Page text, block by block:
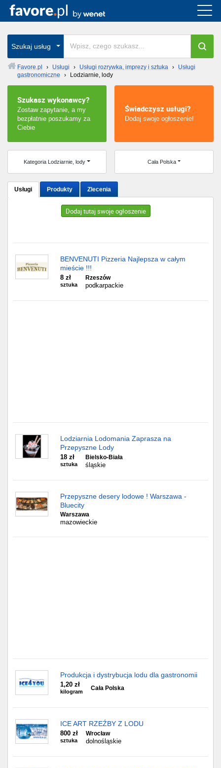
Szukaj usług
Favore.pl › Usługi › Usługi rozrywka, imprezy i sztuka ›
Usługi
gastronomiczne
› Lodziarnie, lody
Szukasz wykonawcy?
Zostaw zapytanie, a my
bezpłatnie poszukamy za
Ciebie
Świadczysz usługi?
Dodaj swoje ogłoszenie!
Kategoria Lodziarnie, lody Cała Polska
Usługi Produkty Zlecenia
Dodaj tutaj swoje ogłoszenie
BENVENUTI Pizzeria Najlepsza w całym
mieście !!!
8 zł
sztuka
Rzeszów
podkarpackie
Lodziarnia Lodomania Zaprasza na
Przepyszne Lody
18 zł
sztuka
Bielsko-Biała
śląskie
Przepyszne desery lodowe ! Warszawa -
Bluecity
Warszawa
mazowieckie
Produkcja i dystrybucja lodu dla gastronomii
1,20 zł
kilogram
Cała Polska
ICE ART RZEŹBY Z LODU
800 zł
sztuka
Wrocław
dolnośląskie
Cała Polska
wszystkie w całym kraju
Wrocław
Kraków
Poznań
Łódź
Katowice
Chorzów
Częstochowa
Olsztyn
Sosnowiec